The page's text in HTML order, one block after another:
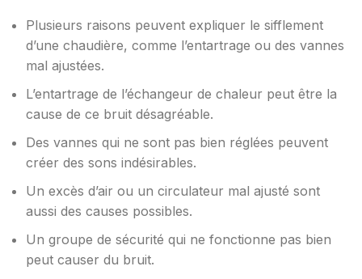
Plusieurs raisons peuvent expliquer le sifflement
d’une chaudière, comme l’entartrage ou des vannes
mal ajustées.
L’entartrage de l’échangeur de chaleur peut être la
cause de ce bruit désagréable.
Des vannes qui ne sont pas bien réglées peuvent
créer des sons indésirables.
Un excès d’air ou un circulateur mal ajusté sont
aussi des causes possibles.
Un groupe de sécurité qui ne fonctionne pas bien
peut causer du bruit.